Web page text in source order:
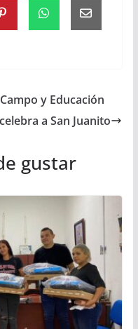
y Educación
a San Juanito
gustar